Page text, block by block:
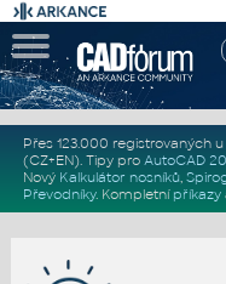
Přes 123.000 registrovaných
(CZ+EN). Tipy pro AutoCAD
Nový Kalkulátor nosníků,
Převodníky. Kompletní příkazy